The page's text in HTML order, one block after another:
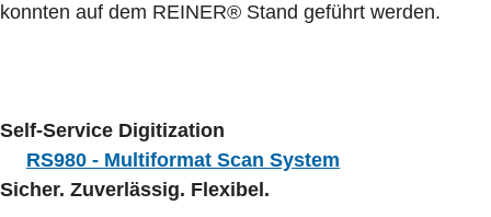
konnten auf dem REINER® Stand geführt werden.
Self-Service Digitization
RS980 - Multiformat Scan System
Sicher. Zuverlässig. Flexibel.